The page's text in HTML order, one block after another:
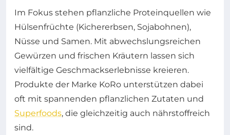
Im Fokus stehen pflanzliche Proteinquellen wie
Hülsenfrüchte (Kichererbsen, Sojabohnen),
Nüsse und Samen. Mit abwechslungsreichen
Gewürzen und frischen Kräutern lassen sich
vielfältige Geschmackserlebnisse kreieren.
Produkte der Marke KoRo unterstützen dabei
oft mit spannenden pflanzlichen Zutaten und
Superfoods, die gleichzeitig auch nährstoffreich
sind.